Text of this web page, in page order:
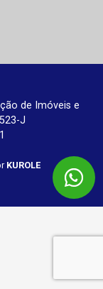
de Imóveis e
J
KUROLE